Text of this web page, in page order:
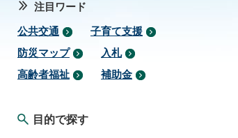
注目ワード
公共交通
子育て支援
防災マップ
入札
高齢者福祉
補助金
目的で探す